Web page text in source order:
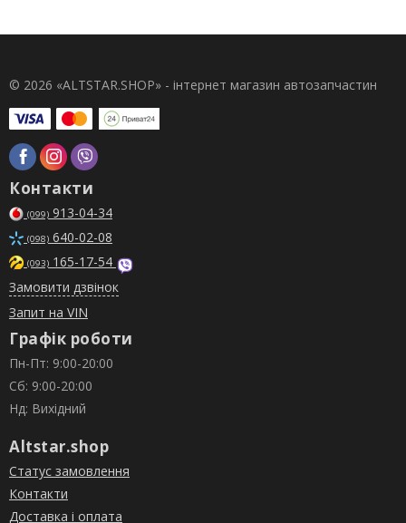
© 2026 «ALTSTAR.SHOP» - інтернет магазин автозапчастин
Контакти
(099) 913-04-34
(098) 640-02-08
(093) 165-17-54
Замовити дзвінок
Запит на VIN
Графік роботи
Пн-Пт: 9:00-20:00
Сб: 9:00-20:00
Нд: Вихідний
Altstar.shop
Статус замовлення
Контакти
Доставка і оплата